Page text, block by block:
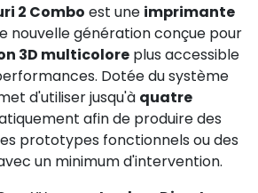
2 Combo est une imprimante
nouvelle génération conçue pour
3D multicolore plus accessible
Dotée du système
d'utiliser jusqu'à quatre
afin de produire des
prototypes fonctionnels ou des
un minimum d'intervention.